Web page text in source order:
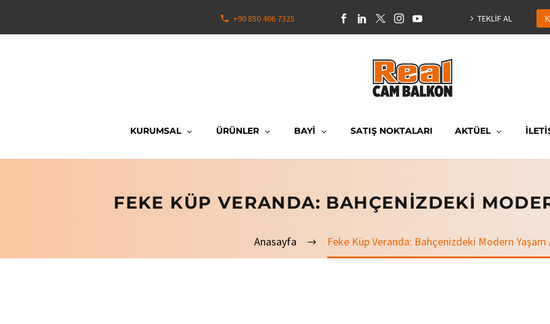
+90 850 466 7325 TEKLİF AL
KURUMSAL ÜRÜNLER BAYİ SATIŞ NOKTALARI AKTÜEL
FEKE KÜP VERANDA: BAHÇENIZDEKI
Anasayfa Feke Küp Veranda: Bahçenizdeki Modern Yaşam